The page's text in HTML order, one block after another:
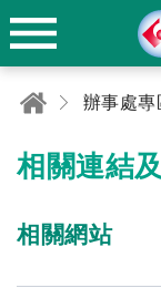
辦事處專
相關連結
相關網站